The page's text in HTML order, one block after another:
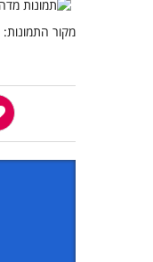
מקור התמונות: